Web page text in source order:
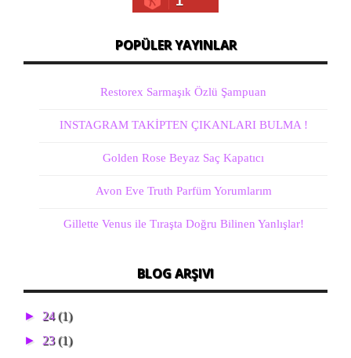
POPÜLER YAYINLAR
Restorex Sarmaşık Özlü Şampuan
INSTAGRAM TAKİPTEN ÇIKANLARI BULMA !
Golden Rose Beyaz Saç Kapatıcı
Avon Eve Truth Parfüm Yorumlarım
Gillette Venus ile Tıraşta Doğru Bilinen Yanlışlar!
BLOG ARŞIVI
► 24(1)
► 23(1)